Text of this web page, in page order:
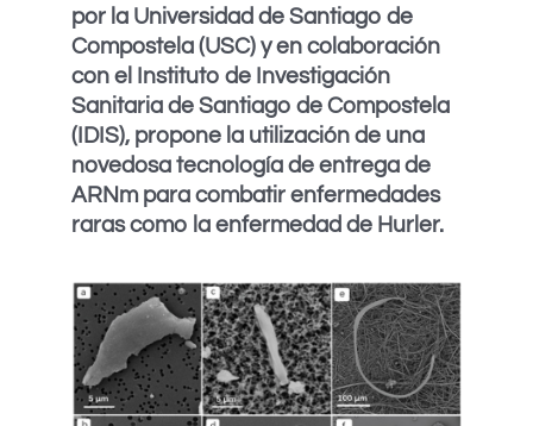
por la Universidad de Santiago de
Compostela (USC) y en colaboración
con el Instituto de Investigación
Sanitaria de Santiago de Compostela
(IDIS), propone la utilización de una
novedosa tecnología de entrega de
ARNm para combatir enfermedades
raras como la enfermedad de Hurler.